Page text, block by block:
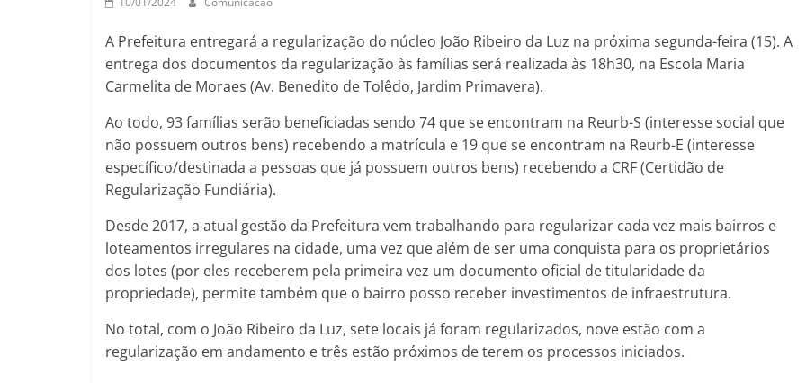
A Prefeitura entregará a regularização do núcleo João Ribeiro da Luz na próxima segunda-feira (15). A
entrega dos documentos da regularização às famílias será realizada às 18h30, na Escola Maria
Carmelita de Moraes (Av. Benedito de Tolêdo, Jardim Primavera).
Ao todo, 93 famílias serão beneficiadas sendo 74 que se encontram na Reurb-S (interesse social que
não possuem outros bens) recebendo a matrícula e 19 que se encontram na Reurb-E (interesse
específico/destinada a pessoas que já possuem outros bens) recebendo a CRF (Certidão de
Regularização Fundiária).
Desde 2017, a atual gestão da Prefeitura vem trabalhando para regularizar cada vez mais bairros e
loteamentos irregulares na cidade, uma vez que além de ser uma conquista para os proprietários
dos lotes (por eles receberem pela primeira vez um documento oficial de titularidade da
propriedade), permite também que o bairro posso receber investimentos de infraestrutura.
No total, com o João Ribeiro da Luz, sete locais já foram regularizados, nove estão com a
regularização em andamento e três estão próximos de terem os processos iniciados.